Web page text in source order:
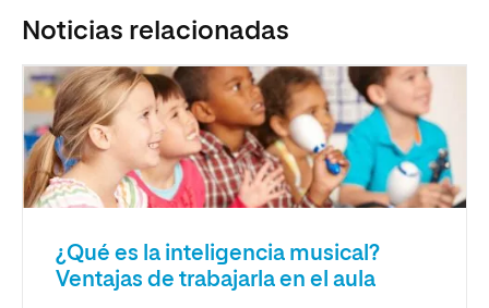
Noticias relacionadas
¿Qué es la inteligencia musical?
Ventajas de trabajarla en el aula